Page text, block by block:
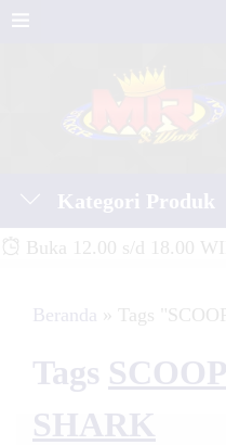
Kategori Produk
Buka 12.00 s/d 18.00
Beranda » Tags
Tags
SHARK